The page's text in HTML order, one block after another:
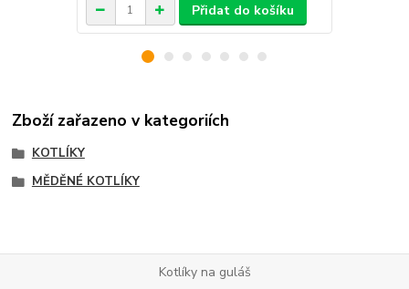
Přidat do košíku
Zboží zařazeno v kategoriích
KOTLÍKY
MĚDĚNÉ KOTLÍKY
Kotlíky na guláš